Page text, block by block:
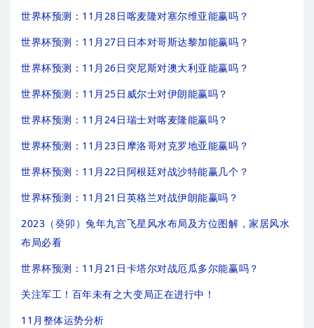
世界杯预测：11月28日喀麦隆对塞尔维亚能赢吗？
世界杯预测：11月27日日本对哥斯达黎加能赢吗？
世界杯预测：11月26日突尼斯对澳大利亚能赢吗？
世界杯预测：11月25日威尔士对伊朗能赢吗？
世界杯预测：11月24日瑞士对喀麦隆能赢吗？
世界杯预测：11月23日摩洛哥对克罗地亚能赢吗？
世界杯预测：11月22日阿根廷对战沙特能赢几个？
世界杯预测：11月21日英格兰对战伊朗能赢吗？
2023（癸卯）兔年九宫飞星风水布局及方位图解，家居风水
布局必看
世界杯预测：11月21日卡塔尔对战厄瓜多尔能赢吗？
关注军工！百年未有之大变局正在进行中！
11月整体运势分析